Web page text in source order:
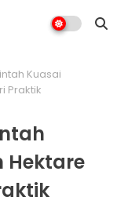
Kuasai
Praktik
Hektare